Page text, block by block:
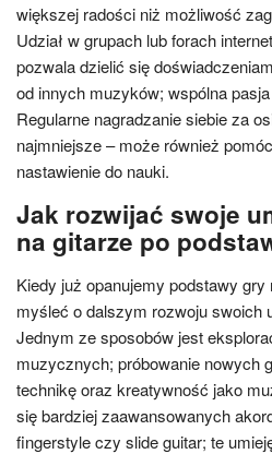
większej radości niż możliwość
Udział w grupach lub forach
pozwala dzielić się
od innych muzyków; wspólna
Regularne nagradzanie siebie za
najmniejsze – może również
nastawienie do nauki.
Jak rozwijać swoje
na gitarze po
Kiedy już opanujemy podstawy
myśleć o dalszym rozwoju swoich
Jednym ze sposobów jest
muzycznych; próbowanie nowych
technikę oraz kreatywność jako
się bardziej zaawansowanych
fingerstyle czy slide guitar; te